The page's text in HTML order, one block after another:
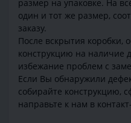
размер на упаковке. На
один и тот же размер,
заказу.
После вскрытия коробки,
конструкцию на наличие
избежание проблем с
Если Вы обнаружили
собирайте конструкцию,
направьте к нам в